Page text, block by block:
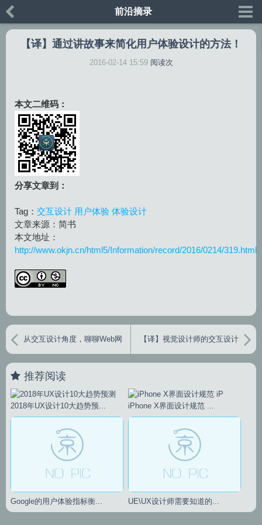
前沿摘录
【译】通过讲故事来简化用户体验设计的方法！
2016-02-14 15:59 阅读次
本文二维码：
分享文章到：
Tag： 交互设计 用户体验 体验设计
文章来源：简书
本文地址：
http://www.okjn.cn/html5/Information/record/2016/0214/319.html
从交互设计角度，聊聊Web网 【译】视觉设计师的交互设计
推荐阅读
2018年UX设计10大趋势预... iPhone X界面设计规范 ...
Google的用户体验指标衡... UE\UX设计师需要知道的...